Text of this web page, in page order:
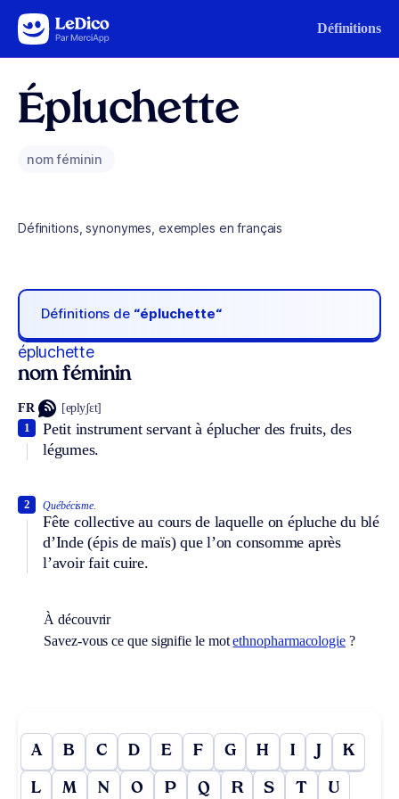
Aller au contenu Définitions
Épluchette
nom féminin
Définitions, synonymes, exemples en français
Définitions de “épluchette“
épluchette
nom féminin
FR [eplyʃɛt]
Petit instrument servant à éplucher des fruits, des
légumes.
1
Québécisme.
Fête collective au cours de laquelle on épluche du blé
d’Inde (épis de maïs) que l’on consomme après
l’avoir fait cuire.
2
À découvrir
Savez-vous ce que signifie le motethnopharmacologie ?
A B C D E F G H I J K
L M N O P Q R S T U